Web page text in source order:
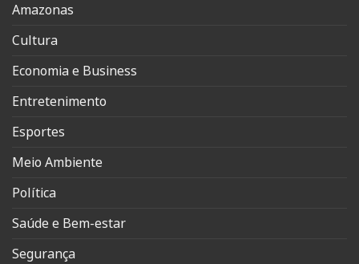
Amazonas
Cultura
Economia e Business
Entretenimento
Esportes
Meio Ambiente
Política
Saúde e Bem-estar
Segurança